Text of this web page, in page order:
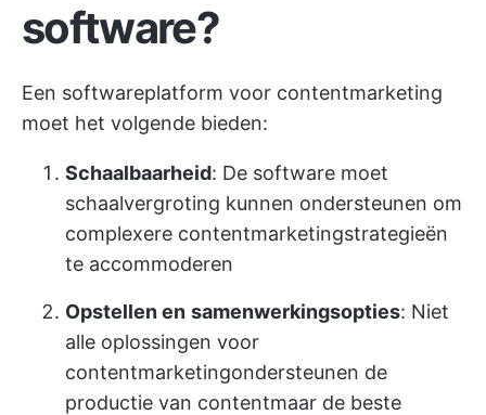
software?
Een softwareplatform voor contentmarketing
moet het volgende bieden:
Schaalbaarheid: De software moet
schaalvergroting kunnen ondersteunen om
complexere contentmarketingstrategieën
te accommoderen
Opstellen en samenwerkingsopties: Niet
alle oplossingen voor
contentmarketingondersteunen de
productie van contentmaar de beste